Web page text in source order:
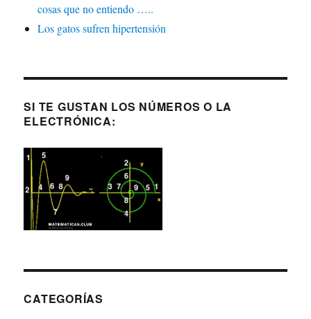
cosas que no entiendo …..
Los gatos sufren hipertensión
SI TE GUSTAN LOS NÚMEROS O LA
ELECTRÓNICA:
CATEGORÍAS